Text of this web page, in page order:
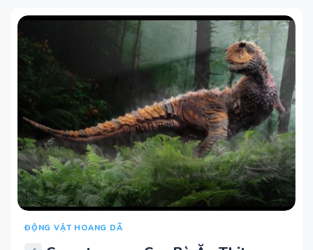
ĐỘNG VẬT HOANG DÃ